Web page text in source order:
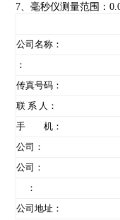
7、毫秒仪测量范围：
公司名称：
：
传真号码：
联 系 人：
手 机：
公司：
公司：
：
公司地址：